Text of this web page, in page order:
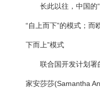
长此以往，中国的“
“自上而下”的模式；而
下而上”模式
联合国开发计划署
家安莎莎(Samantha